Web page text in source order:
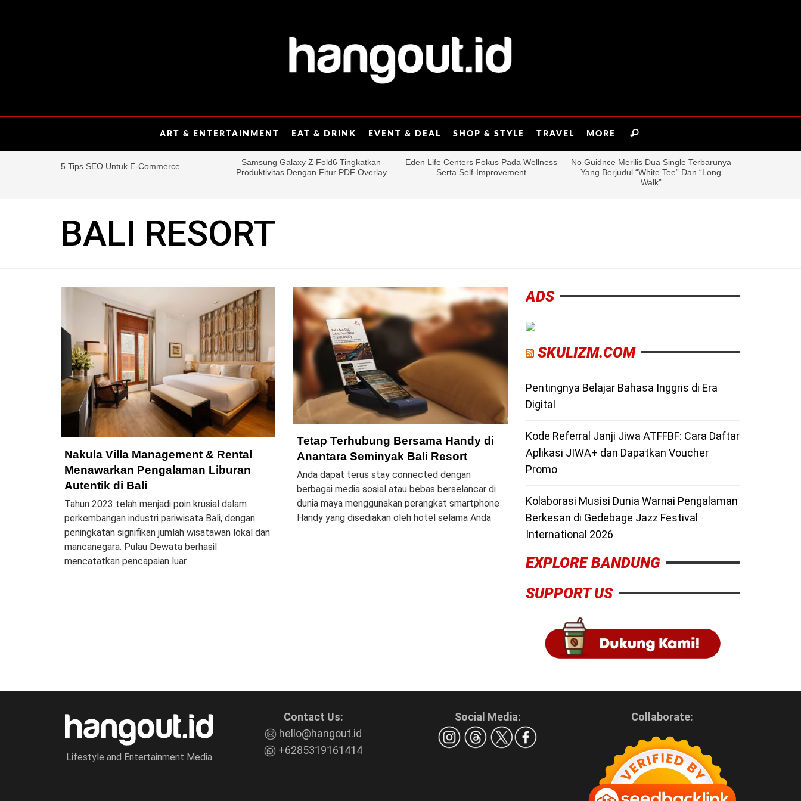
ART & ENTERTAINMENT EAT & DRINK EVENT & DEAL SHOP & STYLE TRAVEL MORE
BALI RESORT
Nakula Villa Management & Rental
Menawarkan Pengalaman Liburan
Autentik di Bali
Tahun 2023 telah menjadi poin krusial dalam
perkembangan industri pariwisata Bali, dengan
peningkatan signifikan jumlah wisatawan lokal dan
mancanegara. Pulau Dewata berhasil
mencatatkan pencapaian luar
Tetap Terhubung Bersama Handy di
Anantara Seminyak Bali Resort
Anda dapat terus stay connected dengan
berbagai media sosial atau bebas berselancar di
dunia maya menggunakan perangkat smartphone
Handy yang disediakan oleh hotel selama Anda
ADS
SKULIZM.COM
Pentingnya Belajar Bahasa Inggris di Era
Digital
Kode Referral Janji Jiwa ATFFBF: Cara Daftar
Aplikasi JIWA+ dan Dapatkan Voucher
Promo
Kolaborasi Musisi Dunia Warnai Pengalaman
Berkesan di Gedebage Jazz Festival
International 2026
EXPLORE BANDUNG
SUPPORT US
Lifestyle and Entertainment Media
Contact Us:
hello@hangout.id
+6285319161414
Social Media: Collaborate: